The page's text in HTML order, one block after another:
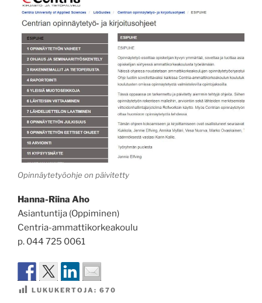
Opinnäytetyöohje on päivitetty
Hanna-Riina Aho
Asiantuntija (Oppiminen)
Centria-ammattikorkeakoulu
p. 044 725 0061
LUKUKERTOJA: 670